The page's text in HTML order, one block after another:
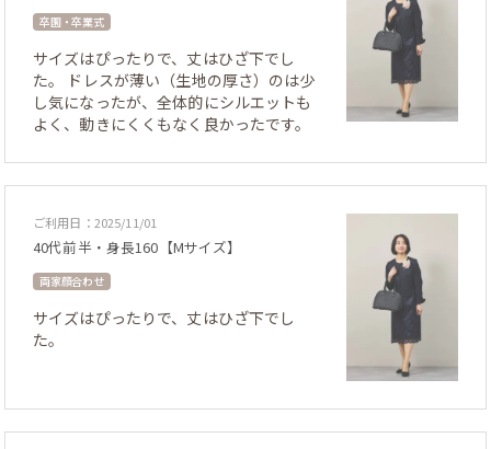
卒園・卒業式
サイズはぴったりで、丈はひざ下でし
た。 ドレスが薄い（生地の厚さ）のは少
し気になったが、全体的にシルエットも
よく、動きにくくもなく良かったです。
ご利用日：2025/11/01
40代前半・身長160【Mサイズ】
両家顔合わせ
サイズはぴったりで、丈はひざ下でし
た。